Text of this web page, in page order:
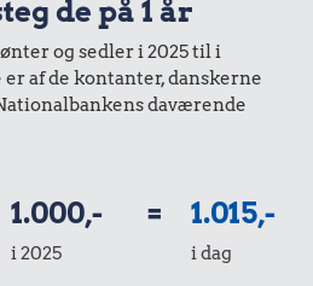
19 kr.
de på 1 år
og sedler i 2025 til i
af de kontanter, danskerne
daværende
1.000,-
i 2025
= 1.015,-
i dag